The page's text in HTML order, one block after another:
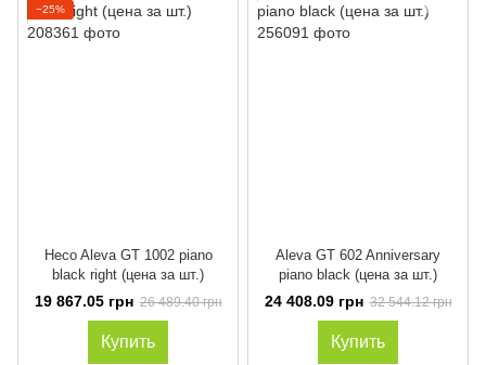
−25%
Heco Aleva GT 1002 piano
black right (цена за шт.)
19 867.05 грн 26 489.40 грн
Купить
Aleva GT 602 Anniversary
piano black (цена за шт.)
24 408.09 грн 32 544.12 грн
Купить